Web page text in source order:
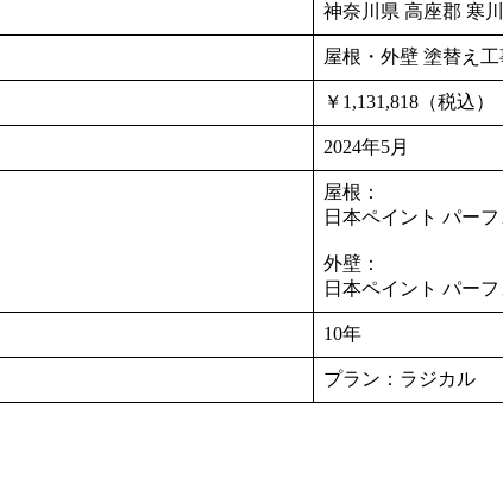
神奈川県 高座郡 寒
屋根・外壁 塗替え
￥1,131,818（税込）
2024年5月
屋根：
日本ペイント パー
外壁：
日本ペイント パー
10年
プラン：ラジカル